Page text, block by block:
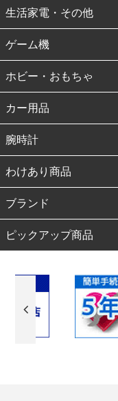
生活家電・その他
ゲーム機
ホビー・おもちゃ
カー用品
腕時計
わけあり商品
ブランド
ピックアップ商品